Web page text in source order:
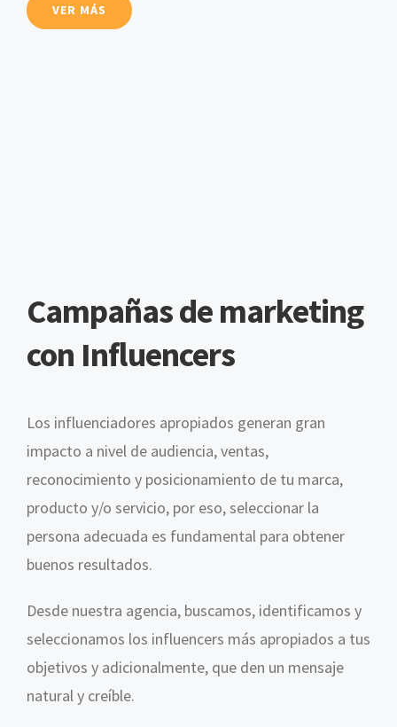
VER MÁS
Campañas de marketing
con Influencers
Los influenciadores apropiados generan gran
impacto a nivel de audiencia, ventas,
reconocimiento y posicionamiento de tu marca,
producto y/o servicio, por eso, seleccionar la
persona adecuada es fundamental para obtener
buenos resultados.
Desde nuestra agencia, buscamos, identificamos y
seleccionamos los influencers más apropiados a tus
objetivos y adicionalmente, que den un mensaje
natural y creíble.